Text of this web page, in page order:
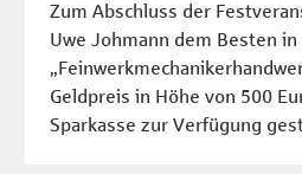
Zum Abschluss der
Uwe Johmann dem Besten
Geldpreis in Höhe von 500
Sparkasse zur Verfügung